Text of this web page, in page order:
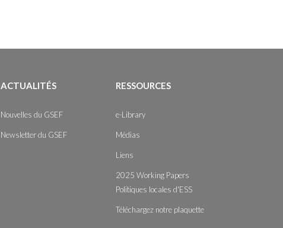
ACTUALITÉS
Nouvelles du GSEF
Newsletter du GSEF
RESSOURCES
e-Library
Médias
Liens
2025 Working Papers
Politiques locales d'ESS
Téléchargez notre plaquette